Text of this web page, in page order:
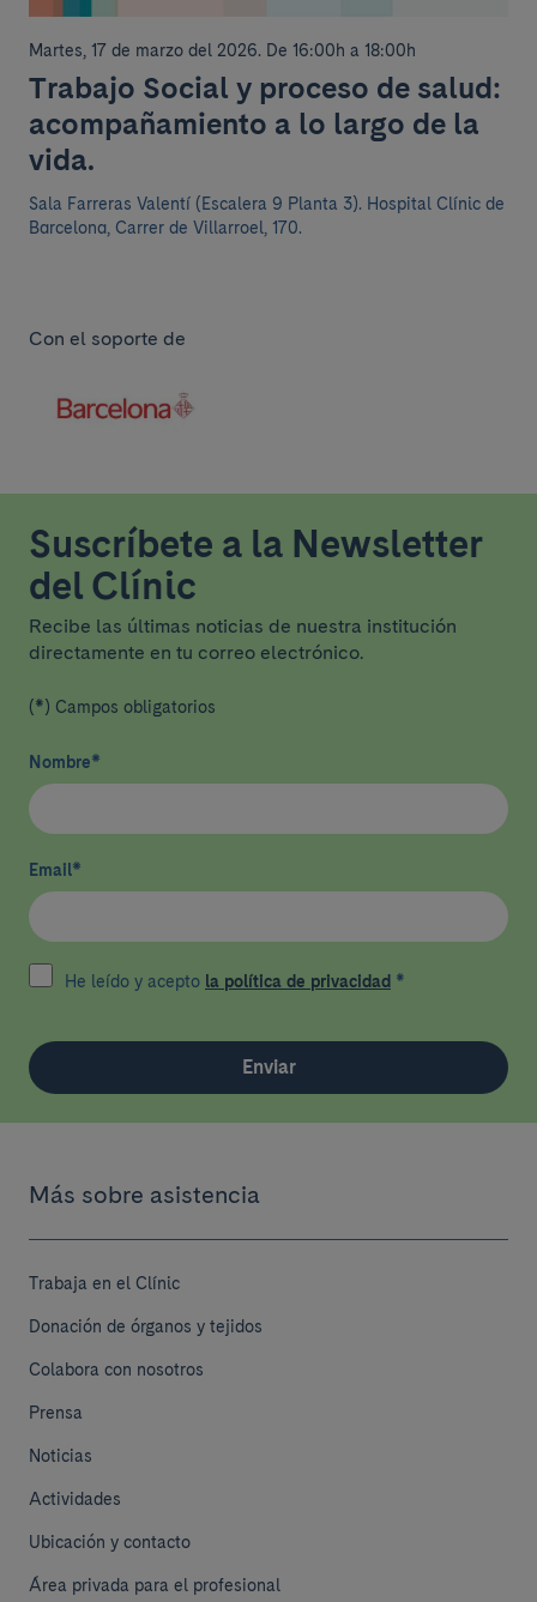
Martes, 17 de marzo del 2026. De 16:00h a 18:00h
Trabajo Social y proceso de salud:
acompañamiento a lo largo de la
vida.
Sala Farreras Valentí (Escalera 9 Planta 3). Hospital Clínic de
Barcelona, Carrer de Villarroel, 170.
Con el soporte de
Suscríbete a la Newsletter
del Clínic
Recibe las últimas noticias de nuestra institución
directamente en tu correo electrónico.
(*) Campos obligatorios
Nombre*
Email*
He leído y acepto la política de privacidad *
Enviar
Más sobre asistencia
Trabaja en el Clínic
Donación de órganos y tejidos
Colabora con nosotros
Prensa
Noticias
Actividades
Ubicación y contacto
Área privada para el profesional